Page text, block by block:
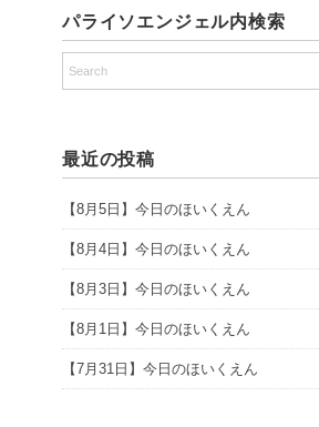
パライソエンジェル内検索
最近の投稿
【8月5日】今日のほいくえん
【8月4日】今日のほいくえん
【8月3日】今日のほいくえん
【8月1日】今日のほいくえん
【7月31日】今日のほいくえん